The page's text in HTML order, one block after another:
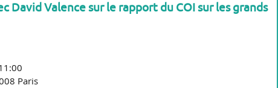
David Valence sur le rapport du COI sur les grands
Paris